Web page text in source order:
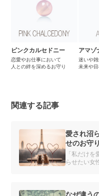
ピンクカルセドニー
恋愛やお仕事において
人との絆を深めるお守り
アマゾ
迷いや
未来や
関連する記事
愛され沼
せのお守り
「私だけ
らせたい女